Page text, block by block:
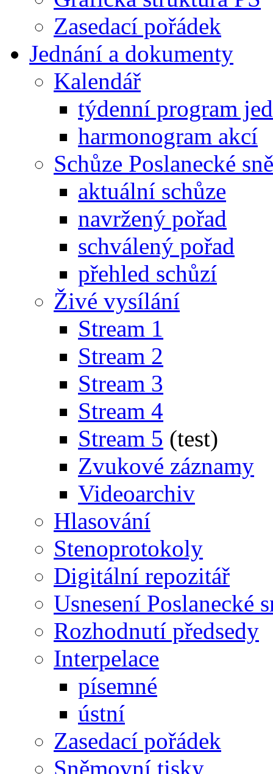
Zasedací pořádek
Jednání a dokumenty
Kalendář
týdenní program
harmonogram akcí
Schůze Poslanecké
aktuální schůze
navržený pořad
schválený pořad
přehled schůzí
Živé vysílání
Stream 1
Stream 2
Stream 3
Stream 4
Stream 5 (test)
Zvukové záznamy
Videoarchiv
Hlasování
Stenoprotokoly
Digitální repozitář
Usnesení Poslanecké
Rozhodnutí předsedy
Interpelace
písemné
ústní
Zasedací pořádek
Sněmovní tisky